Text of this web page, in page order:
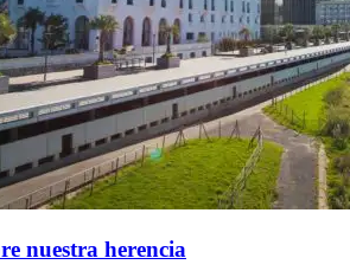
nuestra herencia